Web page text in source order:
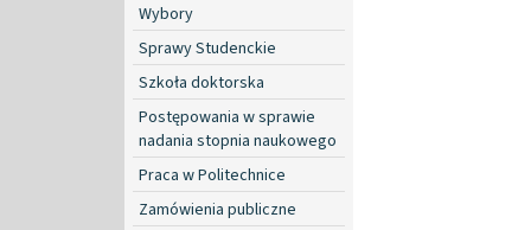
Wybory
Sprawy Studenckie
Szkoła doktorska
Postępowania w sprawie
nadania stopnia naukowego
Praca w Politechnice
Zamówienia publiczne